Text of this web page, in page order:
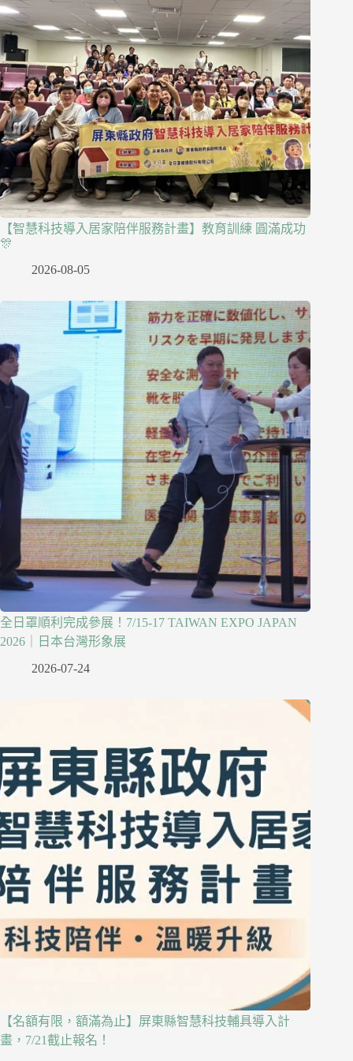
【智慧科技導入居家陪伴服務計畫】教育訓練 圓滿成功
🎊
2026-08-05
全日罩順利完成參展！7/15-17 TAIWAN EXPO JAPAN
2026｜日本台灣形象展
2026-07-24
【名額有限，額滿為止】屏東縣智慧科技輔具導入計
畫，7/21截止報名！